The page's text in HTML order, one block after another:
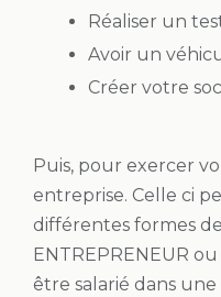
Réaliser un
Avoir un
Créer votre
Puis, pour exercer
entreprise. Celle ci
différentes formes
ENTREPRENEUR
être salarié dans